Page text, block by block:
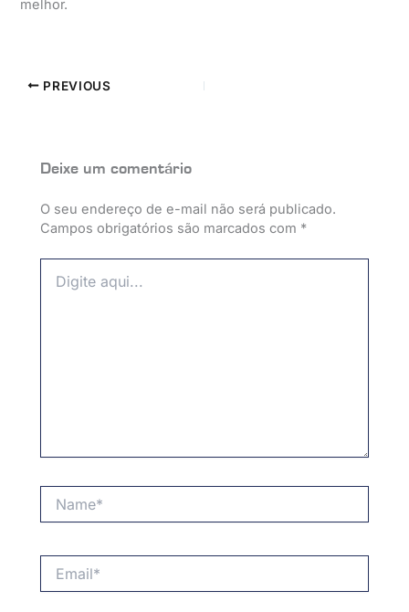
melhor.
PREVIOUS
Deixe um comentário
O seu endereço de e-mail não será publicado.
Campos obrigatórios são marcados com *
aqui...